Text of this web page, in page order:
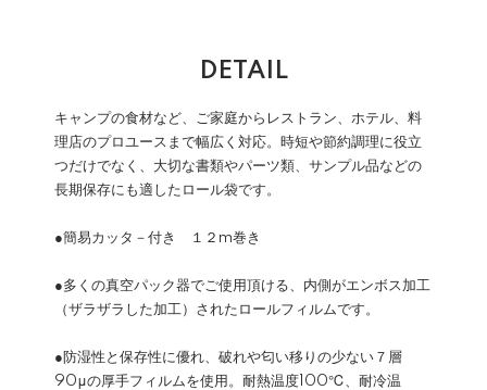
DETAIL
キャンプの食材など、ご家庭からレストラン、ホテル、料
理店のプロユースまで幅広く対応。時短や節約調理に役立
つだけでなく、大切な書類やパーツ類、サンプル品などの
長期保存にも適したロール袋です。
●簡易カッタ－付き １２m巻き
●多くの真空パック器でご使用頂ける、内側がエンボス加工
（ザラザラした加工）されたロールフィルムです。
●防湿性と保存性に優れ、破れや匂い移りの少ない７層
90μの厚手フィルムを使用。耐熱温度100℃、耐冷温